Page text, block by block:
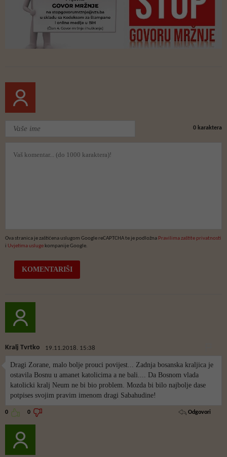
0 karaktera
Ova stranica je zaštićena uslugom Google reCAPTCHA te je podložna Pravilima zaštite privatnosti
i Uvjetima usluge kompanije Google.
Kralj Tvrtko 19.11.2018. 15:38
Dragi Zorane, malo bolje prouci povijest... Zadnja bosanska kraljica je
ostavila Bosnu u amanet katolicima a ne bali.... Da Bosnom vlada
katolicki kralj Neum ne bi bio problem. Mozda bi bilo najbolje dase
potpises svojim pravim imenom dragi Sabahudine!
0 0 Odgovori